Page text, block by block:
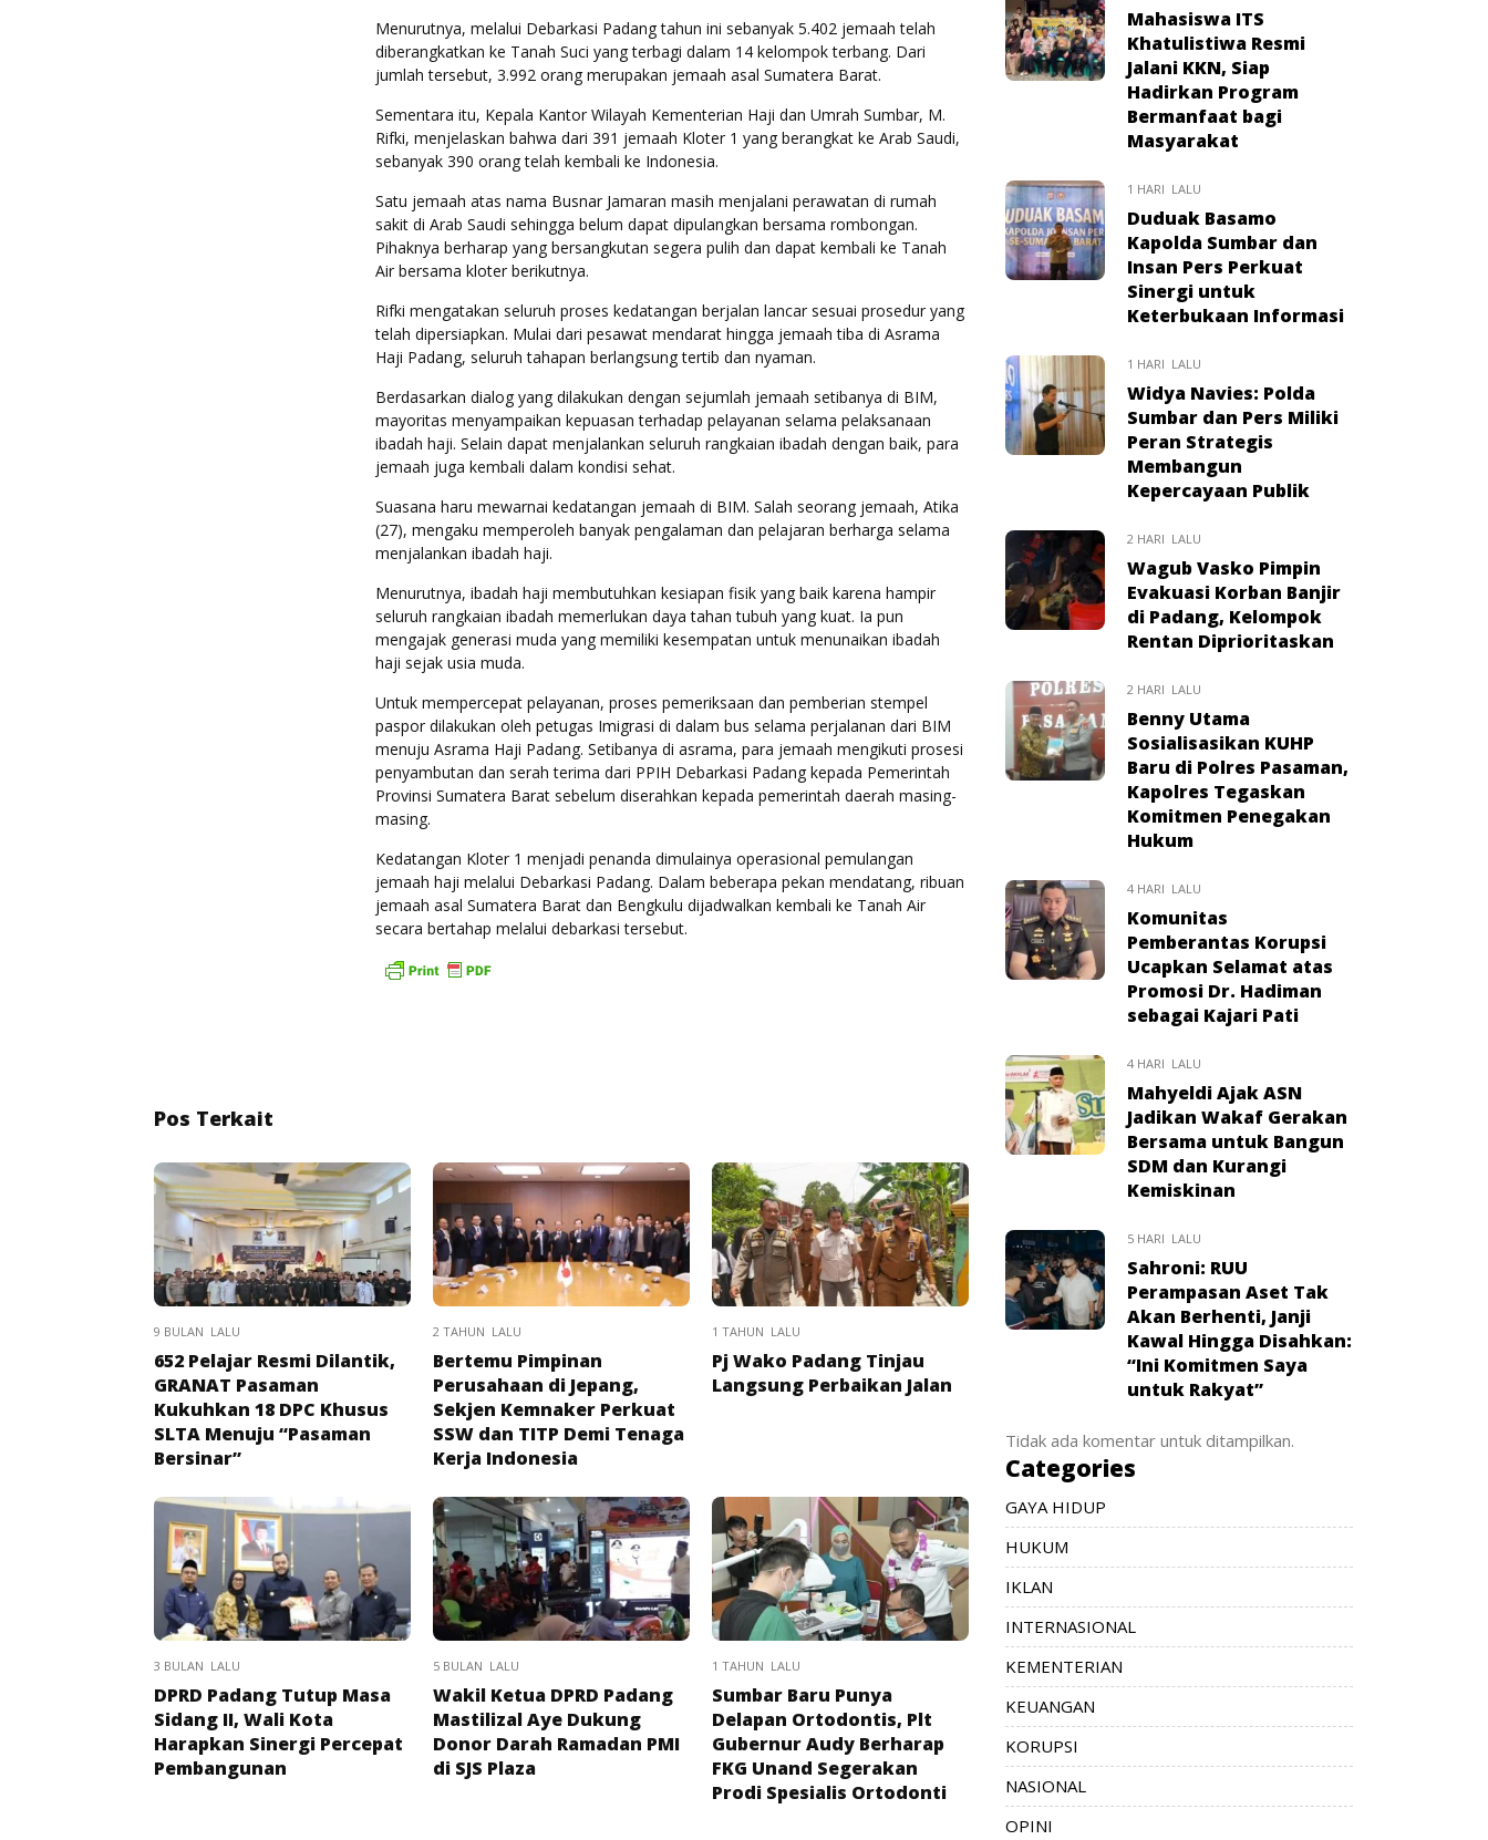
Menurutnya, melalui Debarkasi Padang tahun ini sebanyak 5.402 jemaah telah
diberangkatkan ke Tanah Suci yang terbagi dalam 14 kelompok terbang. Dari
jumlah tersebut, 3.992 orang merupakan jemaah asal Sumatera Barat.
Sementara itu, Kepala Kantor Wilayah Kementerian Haji dan Umrah Sumbar, M.
Rifki, menjelaskan bahwa dari 391 jemaah Kloter 1 yang berangkat ke Arab Saudi,
sebanyak 390 orang telah kembali ke Indonesia.
Satu jemaah atas nama Busnar Jamaran masih menjalani perawatan di rumah
sakit di Arab Saudi sehingga belum dapat dipulangkan bersama rombongan.
Pihaknya berharap yang bersangkutan segera pulih dan dapat kembali ke Tanah
Air bersama kloter berikutnya.
Rifki mengatakan seluruh proses kedatangan berjalan lancar sesuai prosedur yang
telah dipersiapkan. Mulai dari pesawat mendarat hingga jemaah tiba di Asrama
Haji Padang, seluruh tahapan berlangsung tertib dan nyaman.
Berdasarkan dialog yang dilakukan dengan sejumlah jemaah setibanya di BIM,
mayoritas menyampaikan kepuasan terhadap pelayanan selama pelaksanaan
ibadah haji. Selain dapat menjalankan seluruh rangkaian ibadah dengan baik, para
jemaah juga kembali dalam kondisi sehat.
Suasana haru mewarnai kedatangan jemaah di BIM. Salah seorang jemaah, Atika
(27), mengaku memperoleh banyak pengalaman dan pelajaran berharga selama
menjalankan ibadah haji.
Menurutnya, ibadah haji membutuhkan kesiapan fisik yang baik karena hampir
seluruh rangkaian ibadah memerlukan daya tahan tubuh yang kuat. Ia pun
mengajak generasi muda yang memiliki kesempatan untuk menunaikan ibadah
haji sejak usia muda.
Untuk mempercepat pelayanan, proses pemeriksaan dan pemberian stempel
paspor dilakukan oleh petugas Imigrasi di dalam bus selama perjalanan dari BIM
menuju Asrama Haji Padang. Setibanya di asrama, para jemaah mengikuti prosesi
penyambutan dan serah terima dari PPIH Debarkasi Padang kepada Pemerintah
Provinsi Sumatera Barat sebelum diserahkan kepada pemerintah daerah masing-
masing.
Kedatangan Kloter 1 menjadi penanda dimulainya operasional pemulangan
jemaah haji melalui Debarkasi Padang. Dalam beberapa pekan mendatang, ribuan
jemaah asal Sumatera Barat dan Bengkulu dijadwalkan kembali ke Tanah Air
secara bertahap melalui debarkasi tersebut.
Pos Terkait
9 BULAN LALU
652 Pelajar Resmi Dilantik,
GRANAT Pasaman
Kukuhkan 18 DPC Khusus
SLTA Menuju “Pasaman
Bersinar”
2 TAHUN LALU
Bertemu Pimpinan
Perusahaan di Jepang,
Sekjen Kemnaker Perkuat
SSW dan TITP Demi Tenaga
Kerja Indonesia
1 TAHUN LALU
Pj Wako Padang Tinjau
Langsung Perbaikan Jalan
3 BULAN LALU
DPRD Padang Tutup Masa
Sidang II, Wali Kota
Harapkan Sinergi Percepat
Pembangunan
5 BULAN LALU
Wakil Ketua DPRD Padang
Mastilizal Aye Dukung
Donor Darah Ramadan PMI
di SJS Plaza
1 TAHUN LALU
Sumbar Baru Punya
Delapan Ortodontis, Plt
Gubernur Audy Berharap
FKG Unand Segerakan
Prodi Spesialis Ortodonti
Mahasiswa ITS
Khatulistiwa Resmi
Jalani KKN, Siap
Hadirkan Program
Bermanfaat bagi
Masyarakat
1 HARI LALU
Duduak Basamo
Kapolda Sumbar dan
Insan Pers Perkuat
Sinergi untuk
Keterbukaan Informasi
1 HARI LALU
Widya Navies: Polda
Sumbar dan Pers Miliki
Peran Strategis
Membangun
Kepercayaan Publik
2 HARI LALU
Wagub Vasko Pimpin
Evakuasi Korban Banjir
di Padang, Kelompok
Rentan Diprioritaskan
2 HARI LALU
Benny Utama
Sosialisasikan KUHP
Baru di Polres Pasaman,
Kapolres Tegaskan
Komitmen Penegakan
Hukum
4 HARI LALU
Komunitas
Pemberantas Korupsi
Ucapkan Selamat atas
Promosi Dr. Hadiman
sebagai Kajari Pati
4 HARI LALU
Mahyeldi Ajak ASN
Jadikan Wakaf Gerakan
Bersama untuk Bangun
SDM dan Kurangi
Kemiskinan
5 HARI LALU
Sahroni: RUU
Perampasan Aset Tak
Akan Berhenti, Janji
Kawal Hingga Disahkan:
“Ini Komitmen Saya
untuk Rakyat”
Tidak ada komentar untuk ditampilkan.
Categories
GAYA HIDUP
HUKUM
IKLAN
INTERNASIONAL
KEMENTERIAN
KEUANGAN
KORUPSI
NASIONAL
OPINI